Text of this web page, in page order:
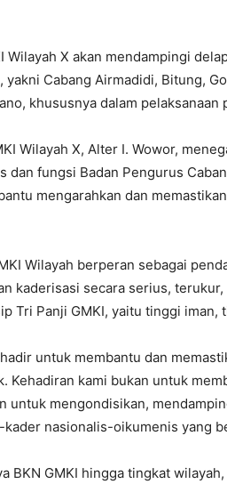
Wilayah X akan mendampingi
yakni Cabang Airmadidi, Bitung,
khususnya dalam
Wilayah X, Alter I. Wowor,
dan fungsi Badan Pengurus
mengarahkan dan
Wilayah berperan sebagai
kaderisasi secara serius,
Tri Panji GMKI, yaitu tinggi
hadir untuk membantu dan
Kehadiran kami bukan untuk
untuk mengondisikan,
nasionalis-oikumenis yang
BKN GMKI hingga tingkat